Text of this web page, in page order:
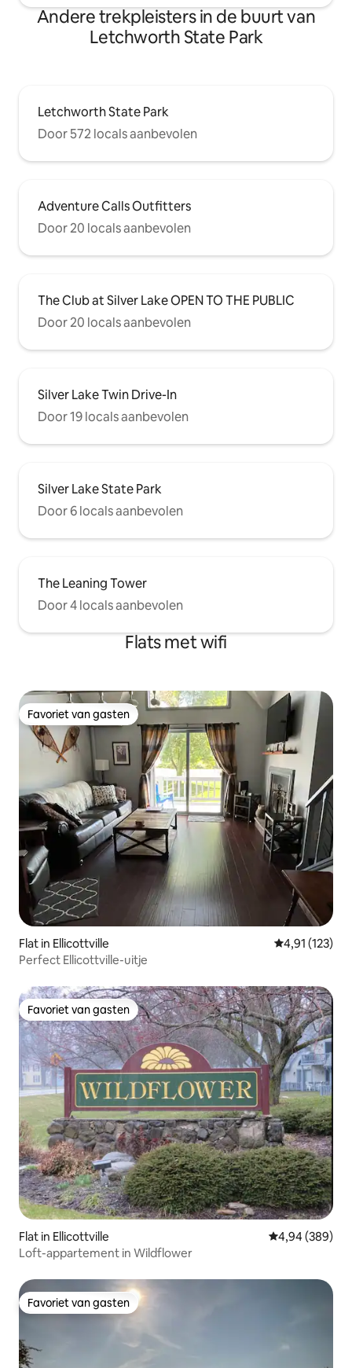
Andere trekpleisters in de buurt van
Letchworth State Park
Letchworth State Park
Door 572 locals aanbevolen
Adventure Calls Outfitters
Door 20 locals aanbevolen
The Club at Silver Lake OPEN TO THE PUBLIC
Door 20 locals aanbevolen
Silver Lake Twin Drive-In
Door 19 locals aanbevolen
Silver Lake State Park
Door 6 locals aanbevolen
The Leaning Tower
Door 4 locals aanbevolen
Flats met wifi
Favoriet van gasten
Favoriet van gasten
Flat in Ellicottville Gemiddelde
4,91 (123)
Perfect Ellicottville-uitje
Favoriet van gasten
Favoriet van gasten
Flat in Ellicottville Gemiddelde
4,94 (389)
Loft-appartement in Wildflower
Favoriet van gasten
Favoriet van gasten